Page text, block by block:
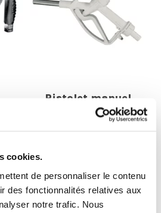
cookies.
de personnaliser le contenu
des fonctionnalités relatives aux
notre trafic. Nous
Pistolet manuel
polypropylène
spécial AdBlue